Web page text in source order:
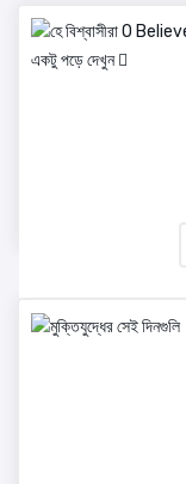
একটু পড়ে দেখুন